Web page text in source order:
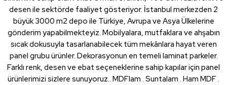
desen ile sektörde faaliyet gösteriyor. İstanbul merkezden 2
büyük 3000 m2 depo ile Türkiye, Avrupa ve Asya Ülkelerine
gönderim yapabilmekteyiz. Mobilyalara, mutfaklara ve ahşabın
sıcak dokusuyla tasarlanabilecek tüm mekânlara hayat veren
panel grubu ürünler. Dekorasyonun en temeli laminat parkeler.
Farklı renk, desen ve ebat seçeneklerine sahip kapılar için panel
ürünlerimizi sizlere sunuyoruz.. MDFlam . Suntalam . Ham MDF .